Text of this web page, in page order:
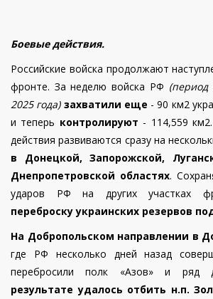
Боевые действия.
Российские войска продолжают
фронте. За неделю войска РФ (период
2025 года) захватили еще - 90 км2
и теперь контролируют - 114,559
действия развиваются сразу на
в Донецкой, Запорожской,
Днепропетровской областях.
ударов РФ на других участках
переброску украинских резервов
На Добропольском направлении в
где РФ несколько дней назад
перебросили полк «Азов» и ряд
результате удалось отбить н.п.